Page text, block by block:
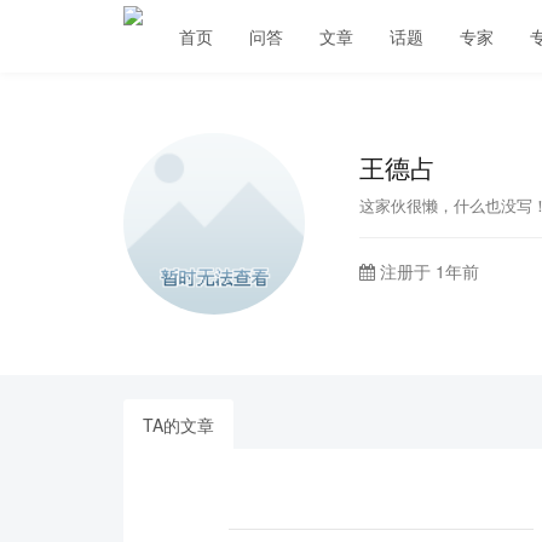
首页 问答 文章 话题 专家
王德占
这家伙很懒，什么也没写！
注册于 1年前
TA的文章